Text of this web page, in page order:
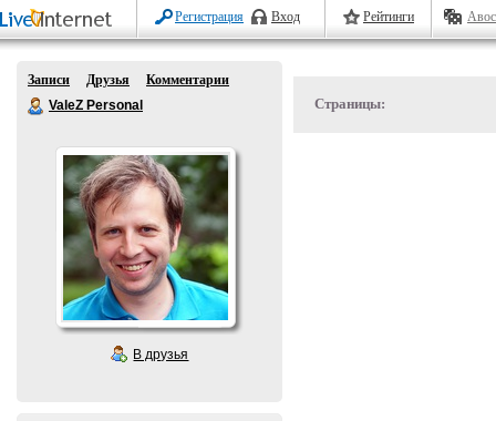
Регистрация Вход Рейтинги
Записи Друзья
Комментарии
ValeZ Personal
В друзья
Страницы: